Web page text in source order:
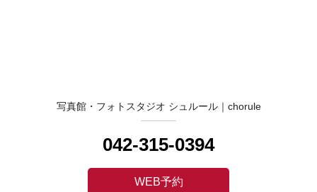
写真館・フォトスタジオ シュルール｜chorule
042-315-0394
WEB予約